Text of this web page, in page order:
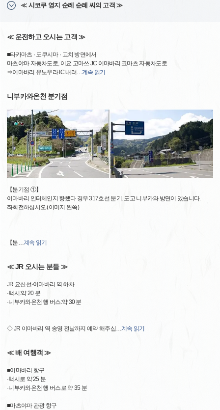
≪ 시코쿠 영지 순례 순례 씨의 고객 ≫
≪ 운전하고 오시는 고객 ≫
■타카마츠 · 도쿠시마 · 고치 방면에서
마츠야마 자동차도로, 이요 고마쓰 JC 이마바리 코마츠 자동차도로
⇒이마바리 유노우라 IC 내려…계속 읽기
니부카와온천 분기점
【분기점 ①】
이마바리 인터체인지 향했다 경우 317호선 분기. 도고 니부카와 방면이 있습니다.
좌회전하십시오.(이미지:왼쪽)
【분 계속 읽기
≪ JR 오시는 분들 ≫
JR 요산선·이마바리 역 하차
·택시:약 20 분
·니부카와온천 행 버스:약 30 분
◇ JR 이마바리 역 송영 전날까지 예약 해주십… 계속 읽기
≪ 배 여행객 ≫
■이마바리 항구
·택시로 약 25 분
·니부카와온천 행 버스로 약 35 분
■마츠야마 관광 항구